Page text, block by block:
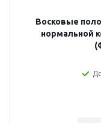
Восковые
нормальной